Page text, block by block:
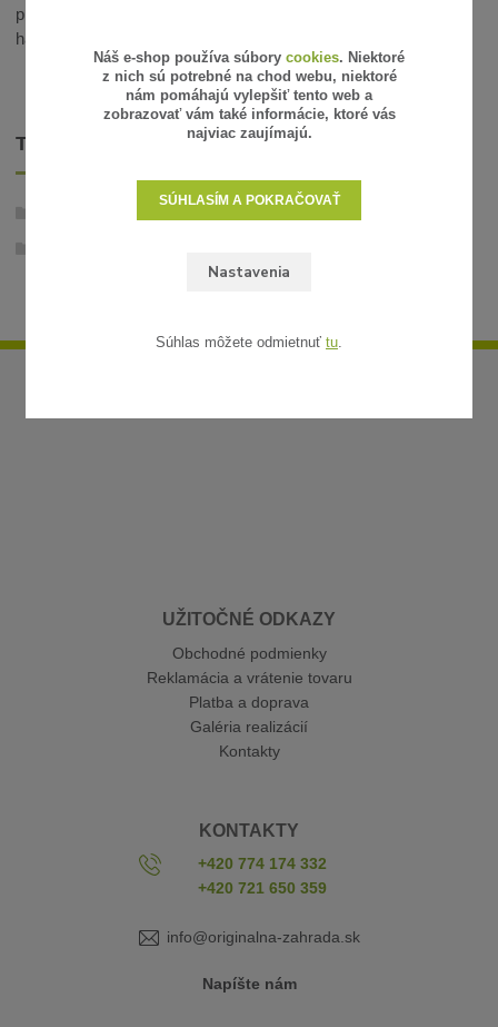
prachu, či iných nečistôt, tak použite vlhkú (nie mokrú)
handričku alebo fén za nízke teploty.
TOVAR ZARADENÝ V KATEGÓRIÁCH
UŽITOČNÉ ODKAZY
Obchodné podmienky
Reklamácia a vrátenie tovaru
Platba a doprava
Galéria realizácií
Kontakty
KONTAKTY
+420 774 174 332
+420 721 650 359
info@originalna-zahrada.sk
Napíšte nám
Náš e-shop používa súbory cookies. Niektoré
z nich sú potrebné na chod webu, niektoré
nám pomáhajú vylepšiť tento web a
zobrazovať vám také informácie, ktoré vás
najviac zaujímajú.
Nastavenia
SÚHLASÍM A POKRAČOVAŤ
Súhlas môžete odmietnuť tu.